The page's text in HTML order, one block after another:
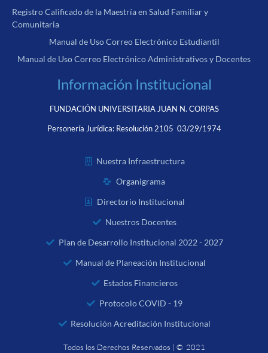
Registro Calificado de la Maestría en Salud Familiar y
Comunitaria
Manual de Uso Correo Electrónico Estudiantil
Manual de Uso Correo Electrónico Administrativos y Docentes
Información Institucional
FUNDACIÓN UNIVERSITARIA JUAN N. CORPAS
Personería Jurídica: Resolución 2105 03/29/1974
Nuestra Infraestructura
Organigrama
Directorio Institucional
Nuestros Docentes
Plan de Desarrollo Institucional 2022 - 2027
Manual de Planeación Institucional
Estados Financieros
Protocolo COVID - 19
Resolución Acreditación Institucional
Todos los Derechos Reservados | © 2021